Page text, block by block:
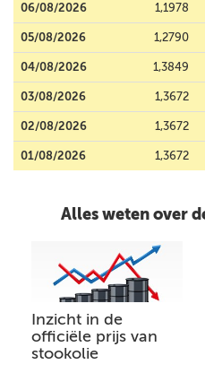
06/08/2026 1,1978
05/08/2026 1,2790
04/08/2026 1,3849
03/08/2026 1,3672
02/08/2026 1,3672
01/08/2026 1,3672
Alles weten over
Inzicht in de
officiële prijs van
stookolie